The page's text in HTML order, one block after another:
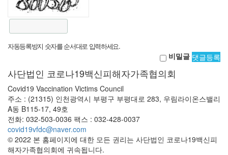
자동등록방지 숫자를 순서대로 입력하세요.
비밀글 댓글등록
사단법인 코로나19백신피해자가족협의회
Covid19 Vaccination Victims Council
주소 : (21315) 인천광역시 부평구 부평대로 283, 우림라이온스밸리
A동 B115-17, 49호
전화: 032-503-0036 팩스 : 032-428-0037
covid19vfdc@naver.com
© 2022 본 홈페이지에 대한 모든 권리는 사단법인 코로나19백신피
해자가족협의회에 귀속됩니다.